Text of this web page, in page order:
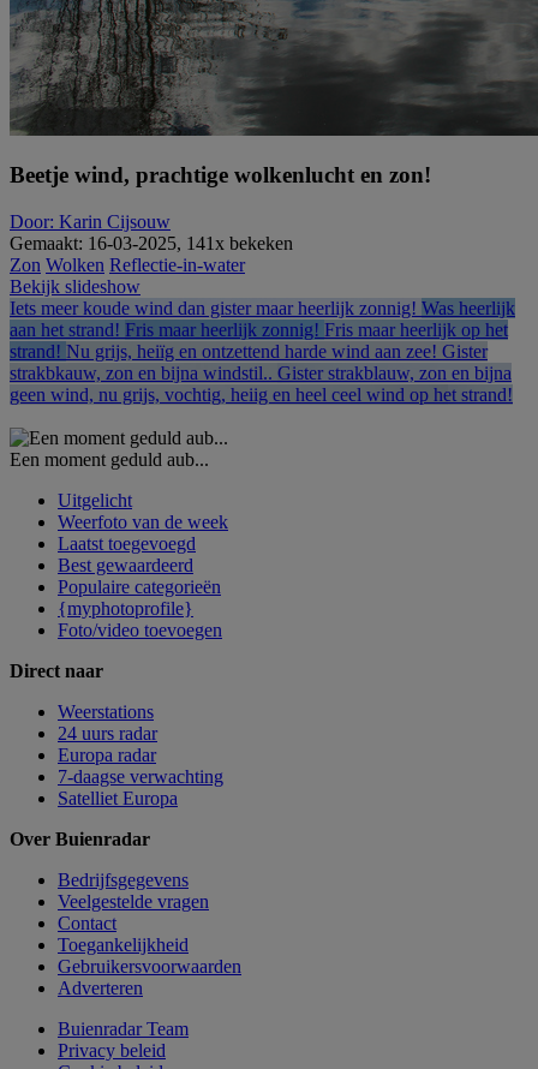
Beetje wind, prachtige wolkenlucht en zon!
Door: Karin Cijsouw
Gemaakt: 16-03-2025, 141x bekeken
Zon Wolken Reflectie-in-water
Bekijk slideshow
Iets meer koude wind dan gister maar heerlijk zonnig! Was heerlijk
aan het strand! Fris maar heerlijk zonnig! Fris maar heerlijk op het
strand! Nu grijs, heiïg en ontzettend harde wind aan zee! Gister
strakbkauw, zon en bijna windstil.. Gister strakblauw, zon en bijna
geen wind, nu grijs, vochtig, heiig en heel ceel wind op het strand!
Een moment geduld aub...
Uitgelicht
Weerfoto van de week
Laatst toegevoegd
Best gewaardeerd
Populaire categorieën
{myphotoprofile}
Foto/video toevoegen
Direct naar
Weerstations
24 uurs radar
Europa radar
7-daagse verwachting
Satelliet Europa
Over Buienradar
Bedrijfsgegevens
Veelgestelde vragen
Contact
Toegankelijkheid
Gebruikersvoorwaarden
Adverteren
Buienradar Team
Privacy beleid